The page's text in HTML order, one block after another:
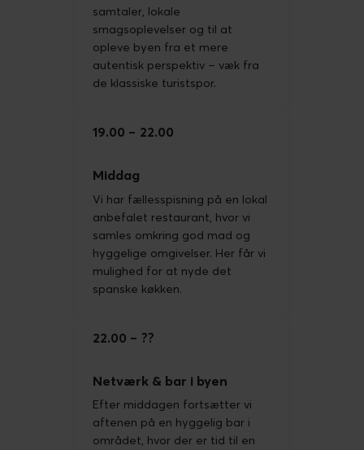
samtaler, lokale
smagsoplevelser og til at
opleve byen fra et mere
autentisk perspektiv – væk fra
de klassiske turistspor.
19.00 22.00
Middag
Vi har fællesspisning på en lokal
anbefalet restaurant, hvor vi
samles omkring god mad og
hyggelige omgivelser. Her får vi
mulighed for at nyde det
spanske køkken.
22.00 ??
Netværk & bar i byen
Efter middagen fortsætter vi
aftenen på en hyggelig bar i
området, hvor der er tid til en